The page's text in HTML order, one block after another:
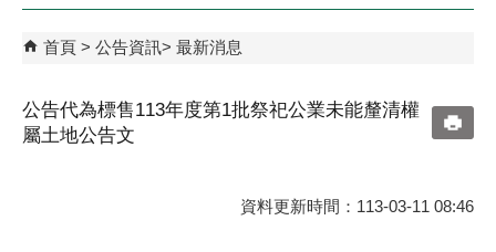
首頁 公告資訊 最新消息
公告代為標售113年度第1批祭祀公業未能釐清權
屬土地公告文
資料更新時間：113-03-11 08:46